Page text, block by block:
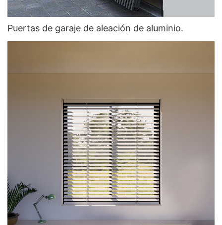
Puertas de garaje de aleación de aluminio.